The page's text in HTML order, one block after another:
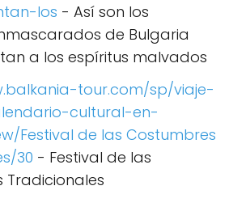
los - Así son los
de Bulgaria
a los espíritus malvados
tour.com/sp/viaje-
cultural-en-
Festival de las Costumbres
30 - Festival de las
Tradicionales